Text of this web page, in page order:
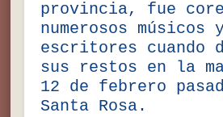
provincia, fue
numerosos músicos
escritores cuando
sus restos en la
12 de febrero
Santa Rosa.